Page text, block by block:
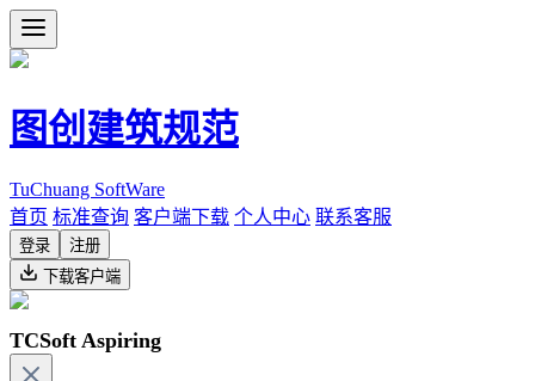
图创建筑规范
TuChuang SoftWare
首页 标准查询 客户端下载 个人中心 联系客服
登录
注册
下载客户端
TCSoft Aspiring